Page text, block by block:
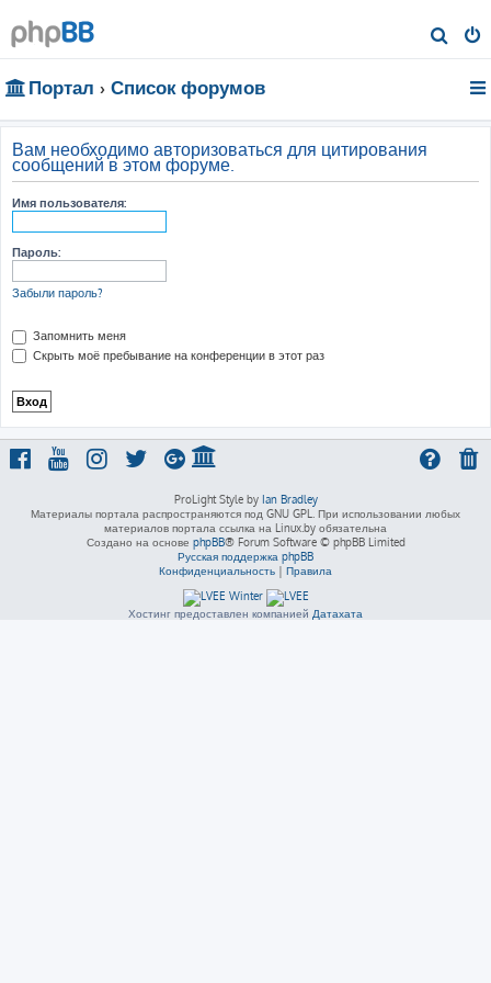
о
Портал Список форумов
Вам необходимо авторизоваться для цитирования
сообщений в этом форуме.
Имя пользователя:
Пароль:
Забыли пароль?
Запомнить меня
Скрыть моё пребывание на конференции в этот раз
ProLight Style by Ian Bradley
Материалы портала распространяются под GNU GPL. При использовании любых
материалов портала ссылка на Linux.by обязательна
Создано на основе phpBB® Forum Software © phpBB Limited
Русская поддержка phpBB
Конфиденциальность | Правила
Хостинг предоставлен компанией Датахата